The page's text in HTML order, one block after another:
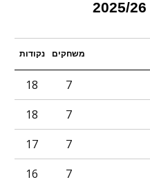
משחקים נקודות
7
18
7
18
7
17
7
16